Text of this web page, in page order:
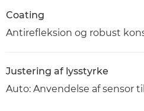
Coating
Antirefleksion og robust
Justering af lysstyrke
Auto: Anvendelse af sensor